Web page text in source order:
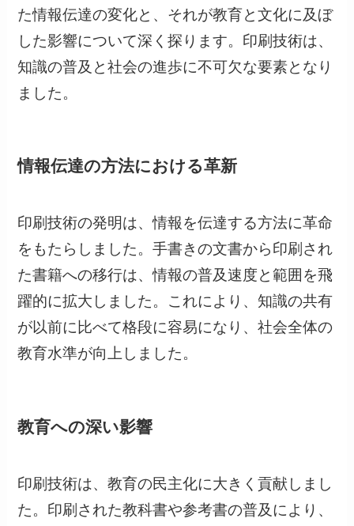
た情報伝達の変化と、それが教育と文化に及ぼ
した影響について深く探ります。印刷技術は、
知識の普及と社会の進歩に不可欠な要素となり
ました。
情報伝達の方法における革新
印刷技術の発明は、情報を伝達する方法に革命
をもたらしました。手書きの文書から印刷され
た書籍への移行は、情報の普及速度と範囲を飛
躍的に拡大しました。これにより、知識の共有
が以前に比べて格段に容易になり、社会全体の
教育水準が向上しました。
教育への深い影響
印刷技術は、教育の民主化に大きく貢献しまし
た。印刷された教科書や参考書の普及により、